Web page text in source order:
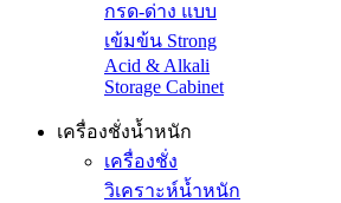
กรด-ด่าง แบบ
เข้มข้น Strong
Acid & Alkali
Storage Cabinet
เครื่องชั่งน้ำหนัก
เครื่องชั่ง
วิเคราะห์น้ำหนัก